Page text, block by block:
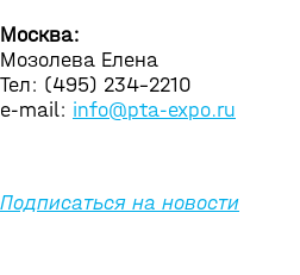
Москва:
Мозолева Елена
Тел: (495) 234-2210
e-mail: info@pta-expo.ru
Подписаться на новости